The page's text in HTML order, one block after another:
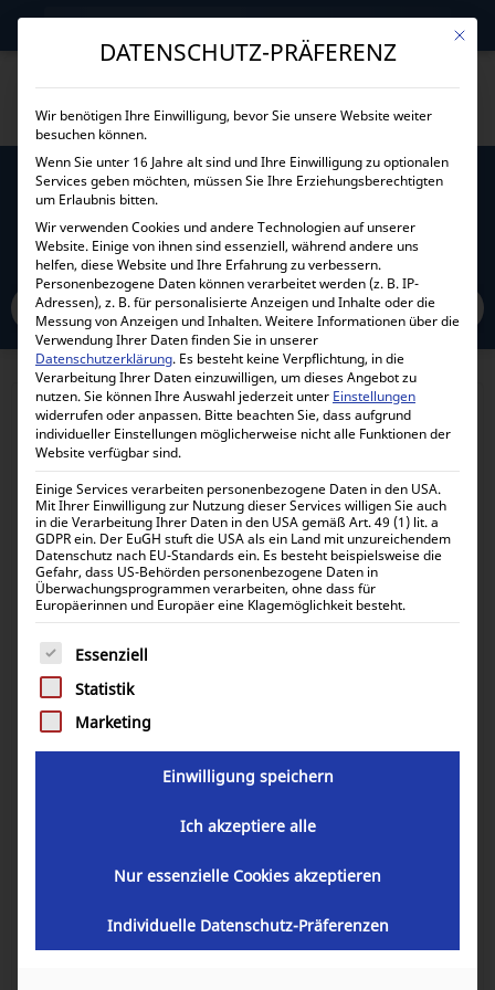
→
VICTRON VE.BUS SMART DONGLE / CABLE
CONECTION
Home Alle Produkte Zubehör Schnittstellenumsetzer
Victron VE.Bus Smart dongle / cable conection
72,83€ inkl. 0% MwSt.
86,67€inkl. 19% MwSt.
Victron VE.Bus Smart dongle / cable
conection
Mit
DATENSCHUTZ-PRÄFERENZ
Wir benötigen Ihre Einwilligung, bevor Sie unsere Website weiter
besuchen können.
Wenn Sie unter 16 Jahre alt sind und Ihre Einwilligung zu optionalen
Services geben möchten, müssen Sie Ihre Erziehungsberechtigten
um Erlaubnis bitten.
Wir verwenden Cookies und andere Technologien auf unserer
Website. Einige von ihnen sind essenziell, während andere uns
helfen, diese Website und Ihre Erfahrung zu verbessern.
Personenbezogene Daten können verarbeitet werden (z. B. IP-
Adressen), z. B. für personalisierte Anzeigen und Inhalte oder die
Messung von Anzeigen und Inhalten.Weitere Informationen über die
Verwendung Ihrer Daten finden Sie in unserer
Datenschutzerklärung. Es besteht keine Verpflichtung, in die
Verarbeitung Ihrer Daten einzuwilligen, um dieses Angebot zu
nutzen.Sie können Ihre Auswahl jederzeit unter Einstellungen
widerrufen oder anpassen. Bitte beachten Sie, dass aufgrund
individueller Einstellungen möglicherweise nicht alle Funktionen der
Website verfügbar sind.
Einige Services verarbeiten personenbezogene Daten in den USA.
Mit Ihrer Einwilligung zur Nutzung dieser Services willigen Sie auch
in die Verarbeitung Ihrer Daten in den USA gemäß Art. 49 (1) lit. a
GDPR ein. Der EuGH stuft die USA als ein Land mit unzureichendem
Datenschutz nach EU-Standards ein. Es besteht beispielsweise die
Gefahr, dass US-Behörden personenbezogene Daten in
Überwachungsprogrammen verarbeiten, ohne dass für
Europäerinnen und Europäer eine Klagemöglichkeit besteht.
Es folgt eine Liste der Service-Gruppen, für die eine
Essenziell
Statistik
Marketing
Einwilligung speichern
Ich akzeptiere alle
Nur essenzielle Cookies akzeptieren
Individuelle Datenschutz-Präferenzen